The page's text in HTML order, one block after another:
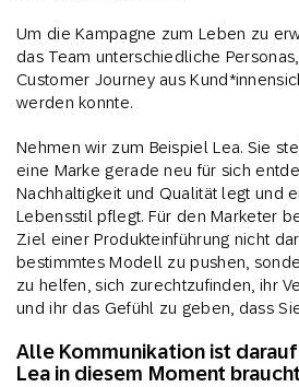
Um die Kampagne zum Leben zu
das Team unterschiedliche
Customer Journey aus
werden konnte.
Nehmen wir zum Beispiel Lea. Sie
eine Marke gerade neu für sich
Nachhaltigkeit und Qualität legt und
Lebensstil pflegt. Für den Marketer
Ziel einer Produkteinführung nicht
bestimmtes Modell zu pushen,
zu helfen, sich zurechtzufinden, ihr
und ihr das Gefühl zu geben, dass
Alle Kommunikation ist
Lea in diesem Moment